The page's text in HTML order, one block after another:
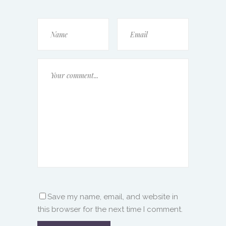
Save my name, email, and website in
this browser for the next time I comment.